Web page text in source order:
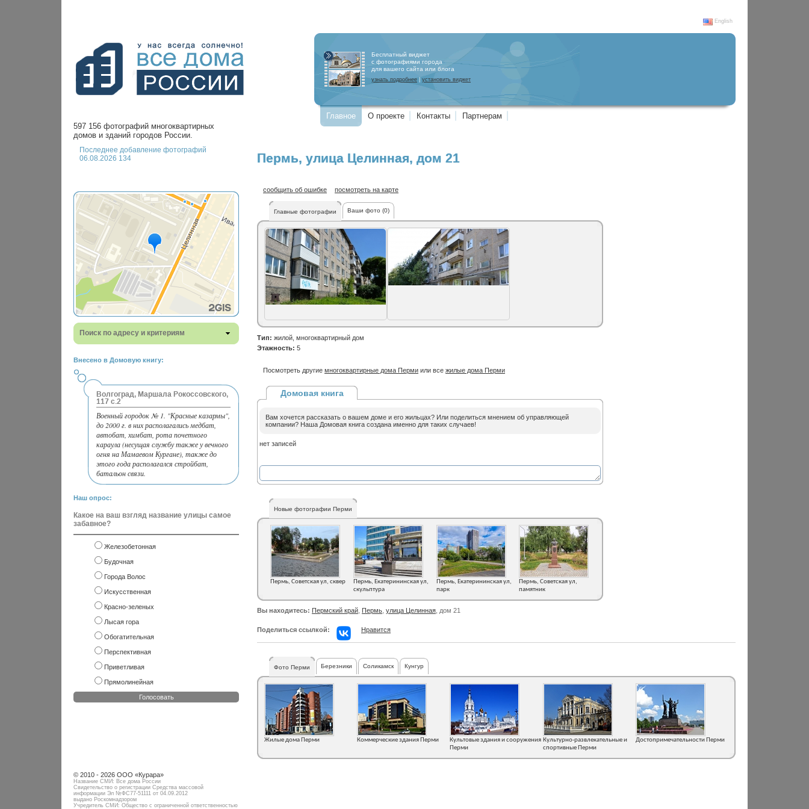
English
Бесплатный виджет
с фотографиями города
для вашего сайта или блога
узнать подробнее установить виджет
Главное О проекте Контакты
Партнерам
597 156 фотографий многоквартирных
домов и зданий городов России.
Последнее добавление фотографий
06.08.2026 134
Поиск по адресу и критериям
Внесено в Домовую книгу:
Волгоград, Маршала Рокоссовского,
117 с.2
Военный городок № 1. "Красные казармы",
до 2000 г. в них располагались медбат,
автобат, химбат, рота почетного
караула (несущая службу также у вечного
огня на Мамаевом Кургане), также до
этого года располагался стройбат,
батальон связи.
Наш опрос:
Какое на ваш взгляд название улицы самое
забавное?
Железобетонная
Будочная
Города Волос
Искусственная
Красно-зеленых
Лысая гора
Обогатительная
Перспективная
Приветливая
Прямолинейная
Голосовать
Пермь, улица Целинная, дом 21
сообщить об ошибке посмотреть на карте
Главные фотографии Ваши фото (0)
Тип: жилой, многоквартирный дом
Этажность: 5
Посмотреть другие многоквартирные дома Перми или все жилые дома Перми
Домовая книга
Вам хочется рассказать о вашем доме и его жильцах? Или поделиться мнением об управляющей
компании? Наша Домовая книга создана именно для таких случаев!
нет записей
Новые фотографии Перми
Пермь, Советская ул, сквер
Пермь, Екатерининская ул,
скульптура
Пермь, Екатерининская ул,
парк
Пермь, Советская ул,
памятник
Вы находитесь: Пермский край Пермь улица Целинная , дом 21
Поделиться ссылкой: Нравится
Фото Перми Березники Соликамск Кунгур
Жилые дома Перми Коммерческие здания Перми
Культовые здания и сооружения
Перми
Культурно-развлекательные и
спортивные Перми
Достопримечательности Перми
© 2010 - 2026 ООО «Курара»
Название СМИ: Все дома России
Свидетельство о регистрации Средства массовой
информации Эл №ФC77-51111 от 04.09.2012
выдано Роскомнадзором
Учредитель СМИ: Общество с ограниченной ответственностью